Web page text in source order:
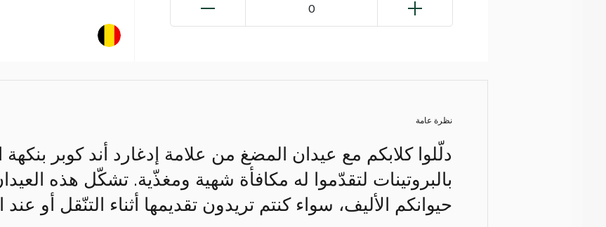
0
نظرة عامة
دلّلوا كلابكم مع عيدان المضغ من علامة إدغارد أند كوبر
بالبروتينات لتقدّموا له مكافأة شهية ومغذّية. تشكّل هذه
حيوانكم الأليف، سواء كنتم تريدون تقديمها أثناء التنّقل أو